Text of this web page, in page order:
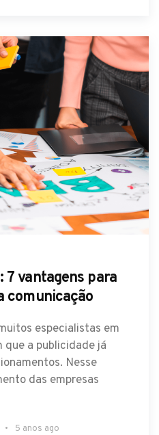
7 vantagens para
comunicação
especialistas em
a publicidade já
Nesse
das empresas
5 anos ago